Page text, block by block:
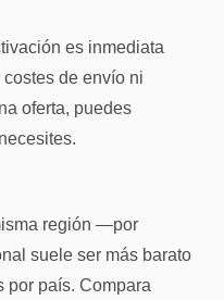
es inmediata
de envío ni
oferta, puedes
región —por
suele ser más barato
por país. Compara